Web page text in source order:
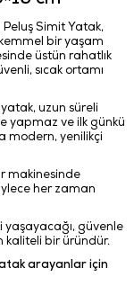
Peluş Simit Yatak,
bir yaşam
üstün rahatlık
sıcak ortamı
uzun süreli
yapmaz ve ilk günkü
modern, yenilikçi
makinesinde
her zaman
yaşayacağı, güvenle
kaliteli bir üründür.
arayanlar için